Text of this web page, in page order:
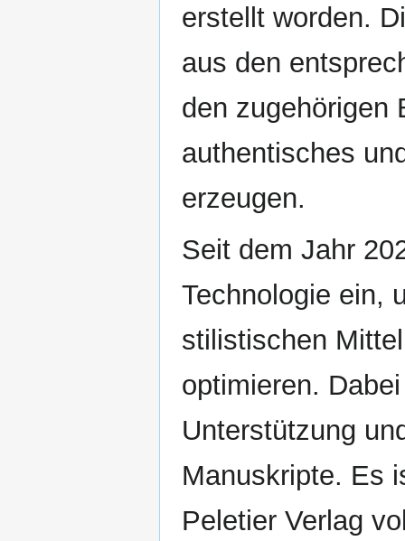
erstellt worden.
aus den
den zugehörigen
authentisches
erzeugen.
Seit dem Jahr
Technologie ein,
stilistischen
optimieren.
Unterstützung
Manuskripte. Es
Peletier Verlag